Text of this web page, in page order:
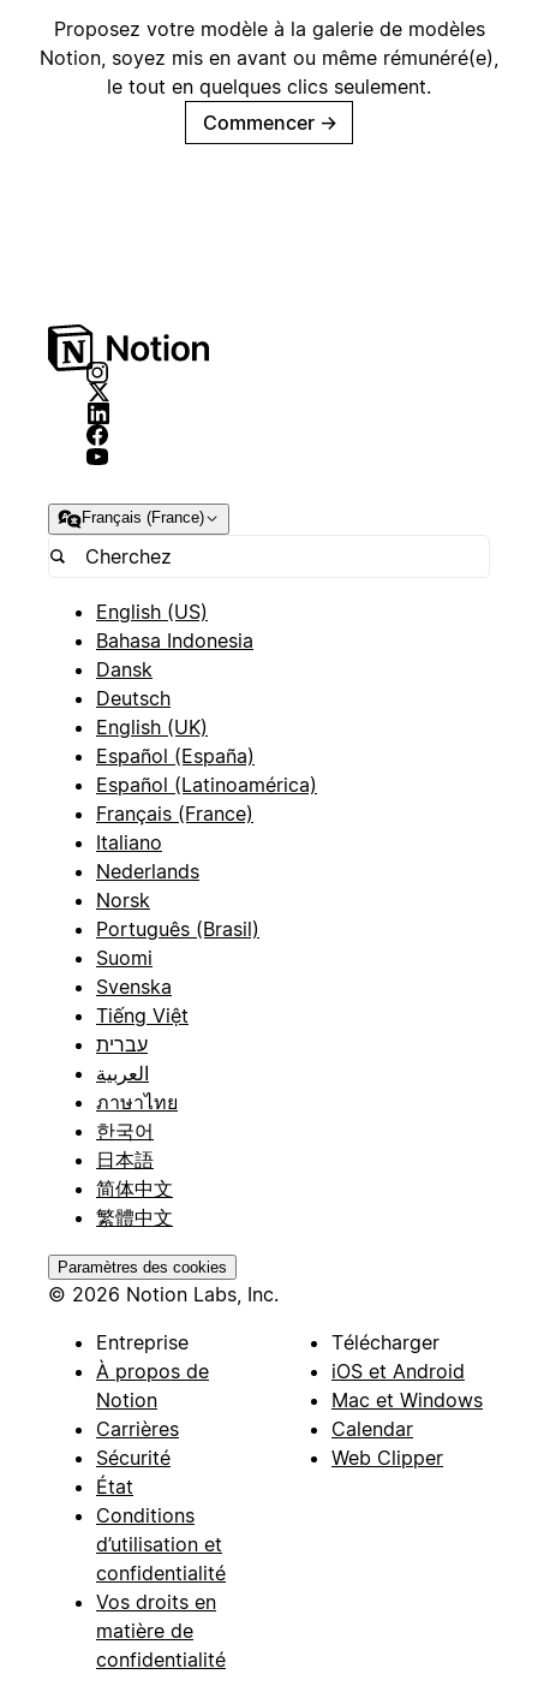
Proposez votre modèle à la galerie de modèles
Notion, soyez mis en avant ou même rémunéré(e),
le tout en quelques clics seulement.
Commencer →
Français (France)
English (US)
Bahasa Indonesia
Dansk
Deutsch
English (UK)
Español (España)
Español (Latinoamérica)
Français (France)
Italiano
Nederlands
Norsk
Português (Brasil)
Suomi
Svenska
Tiếng Việt
עברית
العربية
ภาษาไทย
한국어
日本語
简体中文
繁體中文
Paramètres des cookies
© 2026 Notion Labs, Inc.
Entreprise
À propos de
Notion
Carrières
Sécurité
État
Conditions
d’utilisation et
confidentialité
Vos droits en
matière de
confidentialité
Télécharger
iOS et Android
Mac et Windows
Calendar
Web Clipper